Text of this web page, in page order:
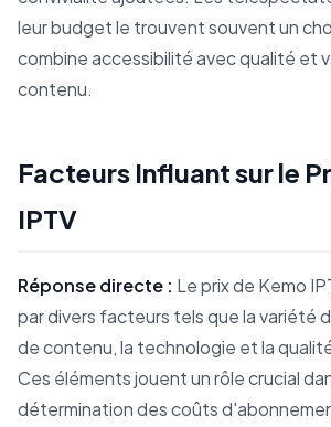
leur budget le trouvent souvent un
combine accessibilité avec qualité et
contenu.
Facteurs Influant sur le
IPTV
Réponse directe : Le prix de Kemo
par divers facteurs tels que la variété
de contenu, la technologie et la
Ces éléments jouent un rôle crucial
détermination des coûts